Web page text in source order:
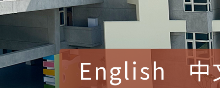
English 中